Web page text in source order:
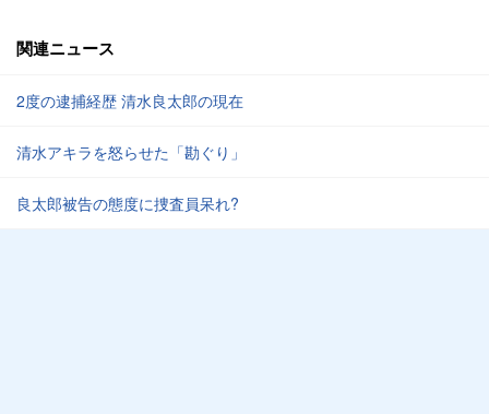
関連ニュース
2度の逮捕経歴 清水良太郎の現在
清水アキラを怒らせた「勘ぐり」
良太郎被告の態度に捜査員呆れ?